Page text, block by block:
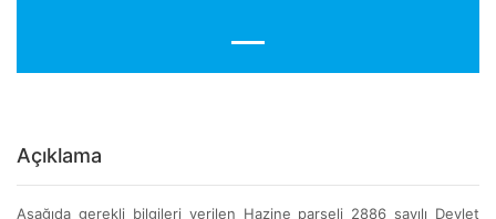
Açıklama
Aşağıda gerekli bilgileri verilen Hazine parseli 2886 sayılı Devlet